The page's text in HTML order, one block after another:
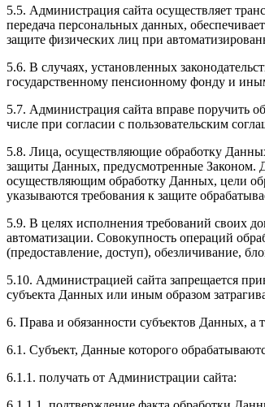
5.5. Администрация сайта осуществляет
передача персональных данных,
защите физических лиц при
5.6. В случаях, установленных
государственному пенсионному фонду и
5.7. Администрация сайта вправе поручить
числе при согласии с пользовательским
5.8. Лица, осуществляющие обработку
защиты Данных, предусмотренные Законом.
осуществляющим обработку Данных, цели
указываются требования к защите
5.9. В целях исполнения требований своих
автоматизации. Совокупность операций
(предоставление, доступ), обезличивание,
5.10. Администрацией сайта запрещается
субъекта Данных или иным образом
6. Права и обязанности субъектов Данных,
6.1. Субъект, Данные которого
6.1.1. получать от Администрации сайта: